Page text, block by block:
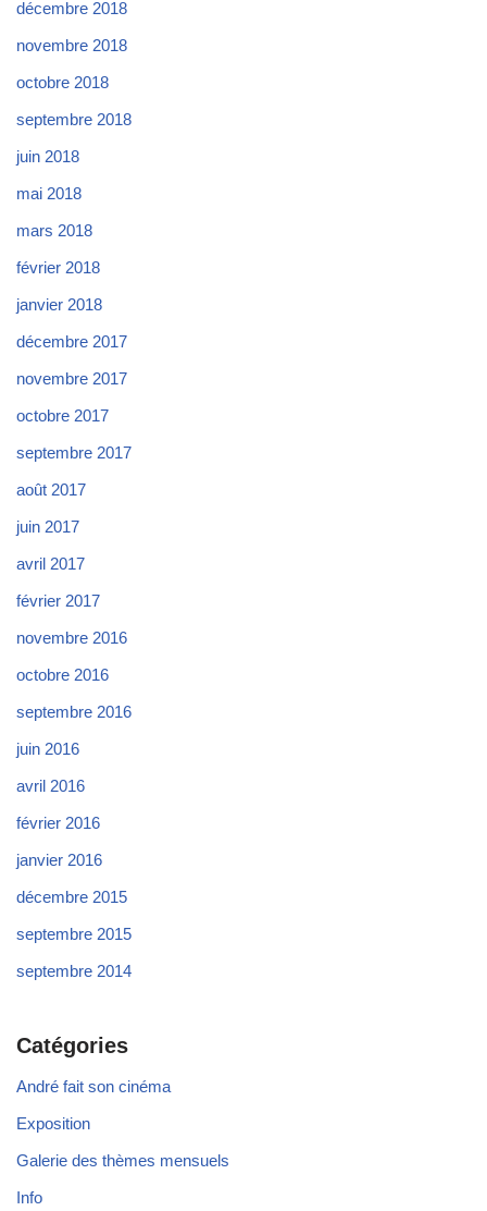
décembre 2018
novembre 2018
octobre 2018
septembre 2018
juin 2018
mai 2018
mars 2018
février 2018
janvier 2018
décembre 2017
novembre 2017
octobre 2017
septembre 2017
août 2017
juin 2017
avril 2017
février 2017
novembre 2016
octobre 2016
septembre 2016
juin 2016
avril 2016
février 2016
janvier 2016
décembre 2015
septembre 2015
septembre 2014
Catégories
André fait son cinéma
Exposition
Galerie des thèmes mensuels
Info